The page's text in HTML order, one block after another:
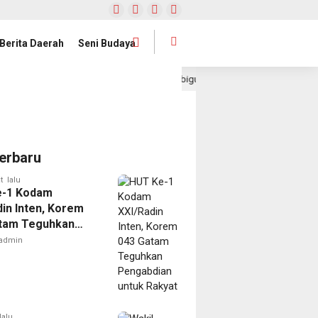
Berita Daerah Seni Budaya
Nurlela Kukuhkan Pengurus Mabigus dan Pembina Gudep UIN Raden Intan
lalu
1 Kodam
Inten, Korem
Teguhkan
untuk Rakyat